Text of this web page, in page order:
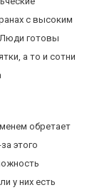
с высоким
Люди готовы
а то и сотни
обретает
этого
у них есть